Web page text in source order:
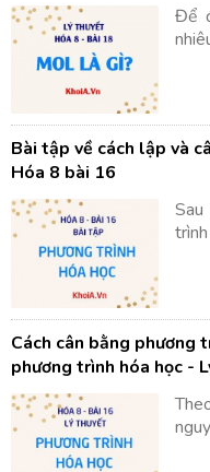
Để
Bài tập về cách lập và
Hóa 8 bài 16
Cách cân bằng phương
phương trình hóa học -